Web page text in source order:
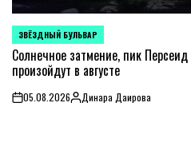
POSTED
IN
ЗВЁЗДНЫЙ БУЛЬВАР
Солнечное затмение, пик
произойдут в августе
on05.08.2026PostedДинара Даирова